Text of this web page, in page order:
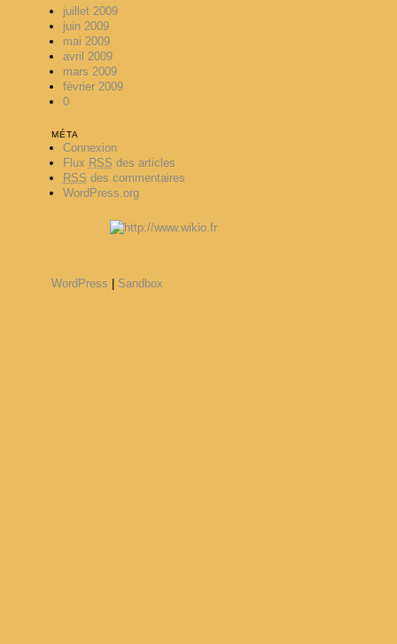
juillet 2009
juin 2009
mai 2009
avril 2009
mars 2009
février 2009
0
MÉTA
Connexion
Flux RSS des articles
RSS des commentaires
WordPress.org
WordPress Sandbox